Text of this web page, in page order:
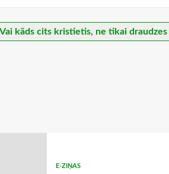
kāds cits kristietis, ne tikai
E-ZIŅAS